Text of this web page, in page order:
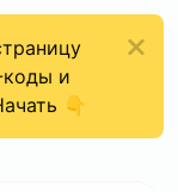
коды и
👇